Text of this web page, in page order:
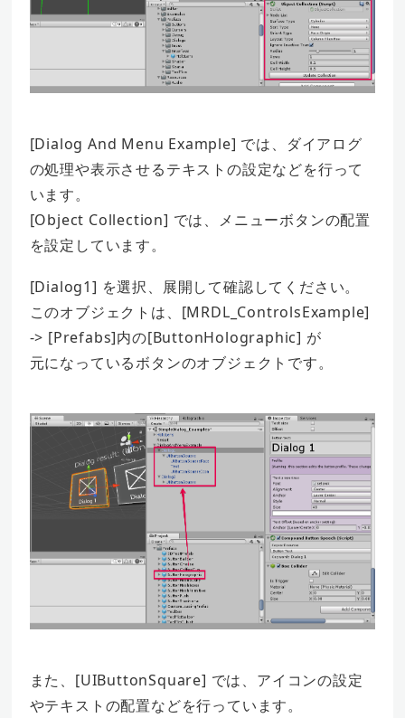
[Dialog And Menu Example] では、ダイアログ
の処理や表示させるテキストの設定などを行って
います。
[Object Collection] では、メニューボタンの配置
を設定しています。
[Dialog1] を選択、展開して確認してください。
このオブジェクトは、[MRDL_ControlsExample]
-> [Prefabs]内の[ButtonHolographic] が
元になっているボタンのオブジェクトです。
また、[UIButtonSquare] では、アイコンの設定
やテキストの配置などを行っています。